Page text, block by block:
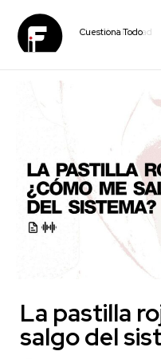
CuestionaTodo
La pastilla
salgo del